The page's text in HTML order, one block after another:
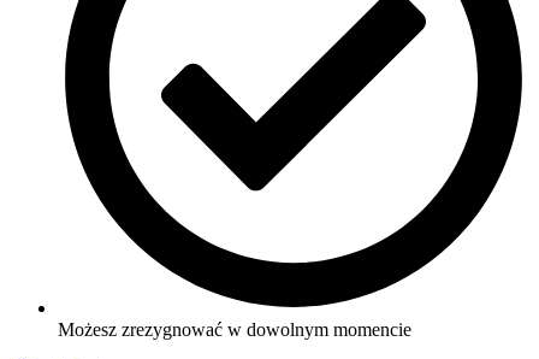
Możesz zrezygnować w dowolnym momencie